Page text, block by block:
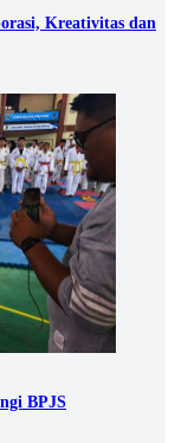
Kreativitas dan
BPJS